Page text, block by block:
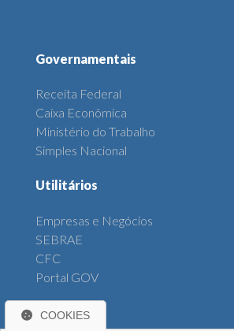
Governamentais
Receita Federal
Caixa Econômica
Ministério do Trabalho
Simples Nacional
Utilitários
Empresas e Negócios
SEBRAE
CFC
Portal GOV
Diversos
COOKIES